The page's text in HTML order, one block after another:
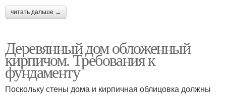
читать дальше →
Деревянный дом обложенный
кирпичом. Требования к
фундаменту
Поскольку стены дома и кирпичная облицовка должны